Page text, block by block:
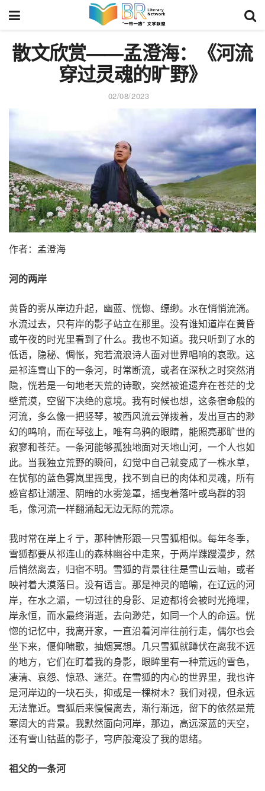
散文欣赏——孟澄海：《河流
穿过灵魂的旷野》
02/08/2023
作者：孟澄海
河的两岸
黄昏的雾从岸边升起，幽蓝、恍惚、缥缈。水在悄悄流淌。
水流过去，只有岸的影子站立在那里。没有谁知道岸在黄昏
或午夜的时光里看到了什么。我也不知道。我只听到了水的
低语，隐秘、惆怅，宛若流浪诗人面对世界唱响的哀歌。这
是祁连雪山下的一条河，时常断流，或者在深秋之时突然消
隐，恍若是一句地老天荒的诗歌，突然被谁遗弃在苍茫的戈
壁荒漠，空留下决绝的意境。我有时候也想，这条宿命般的
河流，多么像一把竖琴，被西风流云弹拨着，发出亘古的渺
幻的鸣响，而在琴弦上，唯有乌鸦的眼睛，能照亮那旷世的
寂寥和苍茫。一条河能够孤独地面对天地山河，一个人也如
此。当我独立荒野的瞬间，幻觉中自己就变成了一株水草，
在忧郁的蓝色雾岚里摇曳，找不到自已的肉体和灵魂，所有
感官都让潮湿、阴暗的水雾笼罩，摇曳着落叶或鸟群的羽
毛，像河流一样翻涌起无边无际的荒凉。
我时常在岸上彳亍，那种情形跟一只雪狐相似。每年冬季，
雪狐都要从祁连山的森林幽谷中走来，于两岸蹀躞漫步，然
后悄然离去，归宿不明。雪狐的背景往往是雪山云岫，或者
映衬着大漠落日。没有语言。那是神灵的暗喻，在辽远的河
岸，在水之湄，一切过往的身影、足迹都将会被时光掩埋，
岸永恒，而水最终消逝，去向渺茫，如同一个人的命运。恍
惚的记忆中，我离开家，一直沿着河岸往前行走，偶尔也会
坐下来，偃仰啸歌，抽烟冥想。几只雪狐就蹲伏在离我不远
的地方，它们在盯着我的身影，眼眸里有一种荒远的雪色，
凄清、哀怨、惊恐、迷茫。在雪狐的内心的世界里，我也许
是河岸边的一块石头，抑或是一棵树木？我们对视，但永远
无法靠近。雪狐后来慢慢离去，渐行渐远，留下的依然是荒
寒阔大的背景。我默然面向河岸，那边，高远深蓝的天空，
还有雪山钴蓝的影子，穹庐般淹没了我的思绪。
祖父的一条河